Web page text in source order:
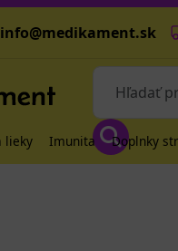
info@medikament.sk
lieky Imunita Doplnky